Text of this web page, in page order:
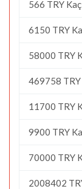
566 TRY
6150 TRY
58000 TRY
469758 TRY
11700 TRY
9900 TRY
70000 TRY
2008402